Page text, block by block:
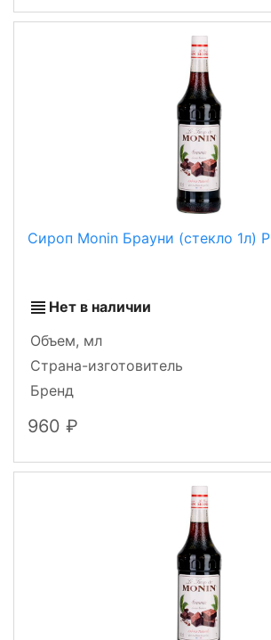
Сироп Monin Брауни (стекло 1л) Р
Нет в наличии
Объем, мл
Страна-изготовитель
Бренд
960